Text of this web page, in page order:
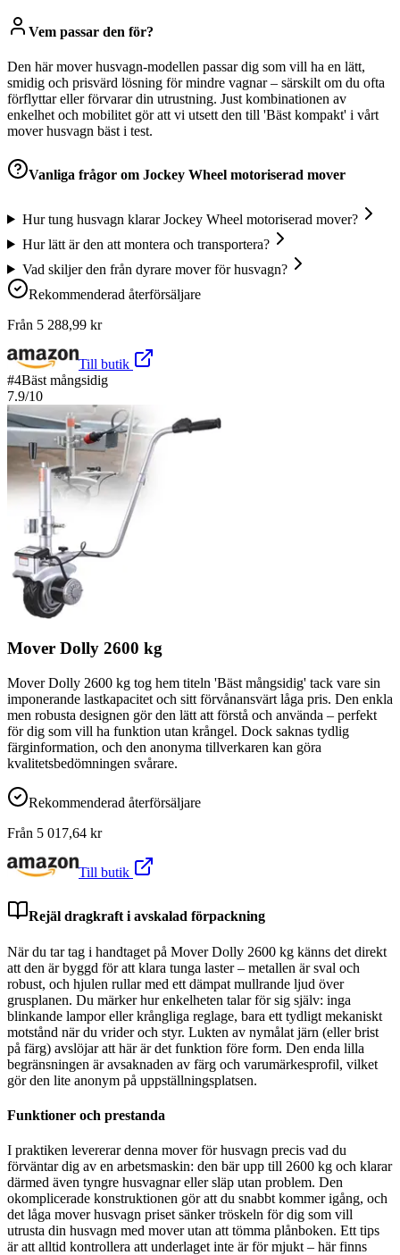
Vem passar den för?
Den här mover husvagn-modellen passar dig som vill ha en lätt,
smidig och prisvärd lösning för mindre vagnar – särskilt om du ofta
förflyttar eller förvarar din utrustning. Just kombinationen av
enkelhet och mobilitet gör att vi utsett den till 'Bäst kompakt' i vårt
mover husvagn bäst i test.
Vanliga frågor om Jockey Wheel motoriserad mover
Hur tung husvagn klarar Jockey Wheel motoriserad mover?
Hur lätt är den att montera och transportera?
Vad skiljer den från dyrare mover för husvagn?
Rekommenderad återförsäljare
Från 5 288,99 kr
Till butik
#4Bäst mångsidig
7.9/10
Mover Dolly 2600 kg
Mover Dolly 2600 kg tog hem titeln 'Bäst mångsidig' tack vare sin
imponerande lastkapacitet och sitt förvånansvärt låga pris. Den enkla
men robusta designen gör den lätt att förstå och använda – perfekt
för dig som vill ha funktion utan krångel. Dock saknas tydlig
färginformation, och den anonyma tillverkaren kan göra
kvalitetsbedömningen svårare.
Rekommenderad återförsäljare
Från 5 017,64 kr
Till butik
Rejäl dragkraft i avskalad förpackning
När du tar tag i handtaget på Mover Dolly 2600 kg känns det direkt
att den är byggd för att klara tunga laster – metallen är sval och
robust, och hjulen rullar med ett dämpat mullrande ljud över
grusplanen. Du märker hur enkelheten talar för sig själv: inga
blinkande lampor eller krångliga reglage, bara ett tydligt mekaniskt
motstånd när du vrider och styr. Lukten av nymålat järn (eller brist
på färg) avslöjar att här är det funktion före form. Den enda lilla
begränsningen är avsaknaden av färg och varumärkesprofil, vilket
gör den lite anonym på uppställningsplatsen.
Funktioner och prestanda
I praktiken levererar denna mover för husvagn precis vad du
förväntar dig av en arbetsmaskin: den bär upp till 2600 kg och klarar
därmed även tyngre husvagnar eller släp utan problem. Den
okomplicerade konstruktionen gör att du snabbt kommer igång, och
det låga mover husvagn priset sänker tröskeln för dig som vill
utrusta din husvagn med mover utan att tömma plånboken. Ett tips
är att alltid kontrollera att underlaget inte är för mjukt – här finns